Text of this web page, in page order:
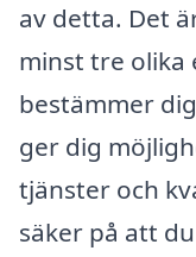
av detta. Det
minst tre olika
bestämmer
ger dig
tjänster och
säker på att